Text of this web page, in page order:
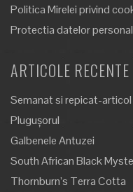
Politica Mirelei privind
Protectia datelor
ARTICOLE RECENTE
Semanat si repicat-
Plugușorul
Galbenele Antuzei
South African Black
Thornburn’s Terra Cotta